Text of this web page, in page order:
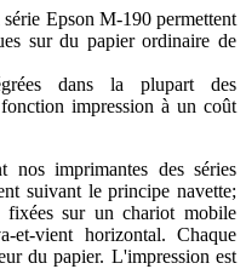
Epson M-190 permettent
sur du papier ordinaire de
dans la plupart des
impression à un coût
nos imprimantes des séries
suivant le principe navette;
fixées sur un chariot mobile
et-vient horizontal. Chaque
du papier. L'impression est